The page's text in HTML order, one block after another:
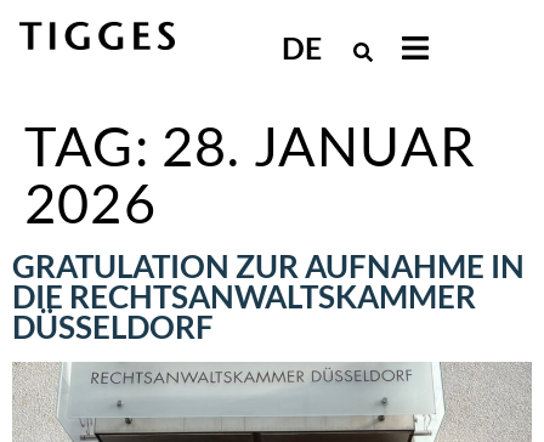
DE
TAG: 28. JANUAR
2026
GRATULATION ZUR AUFNAHME IN
DIE RECHTSANWALTSKAMMER
DÜSSELDORF